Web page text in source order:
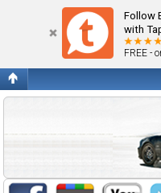
Follow
with
FREE -
Fórum kezdőlap